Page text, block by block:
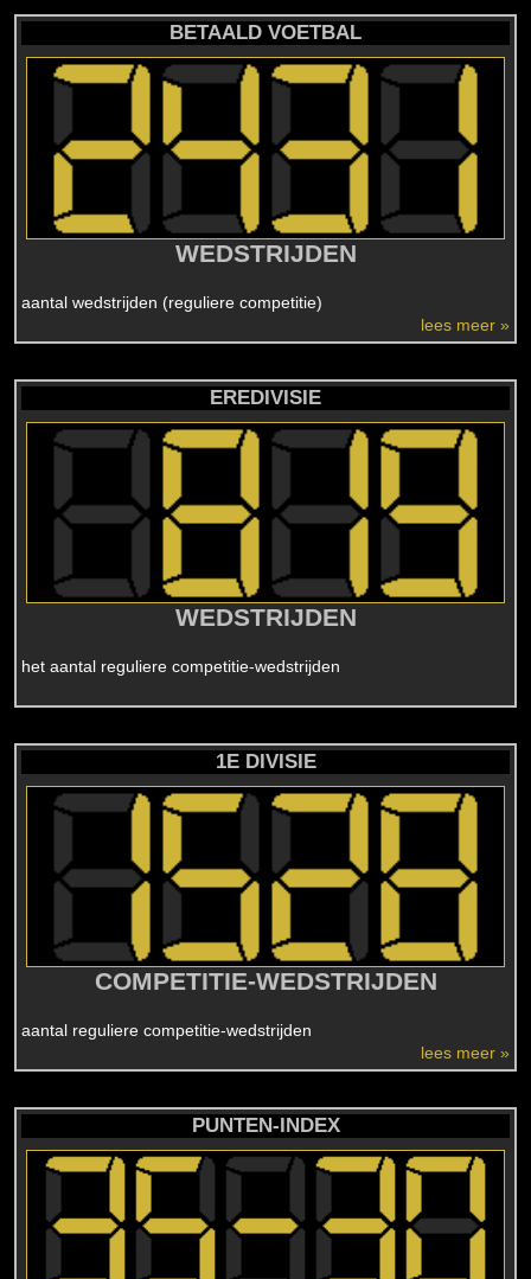
BETAALD VOETBAL
WEDSTRIJDEN
aantal wedstrijden (reguliere competitie)
lees meer »
EREDIVISIE
WEDSTRIJDEN
het aantal reguliere competitie-wedstrijden
1E DIVISIE
COMPETITIE-WEDSTRIJDEN
aantal reguliere competitie-wedstrijden
lees meer »
PUNTEN-INDEX